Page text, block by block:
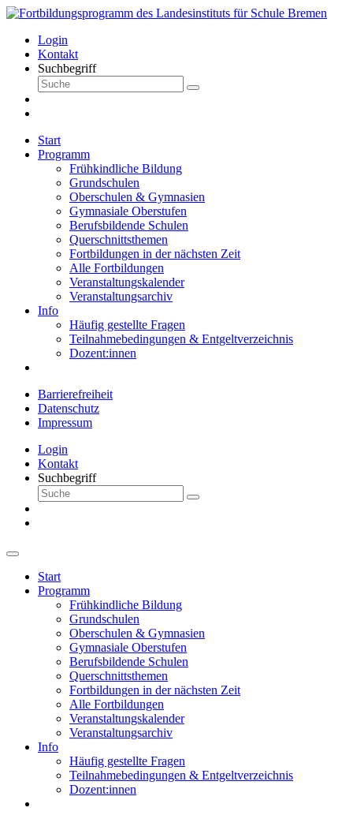
Login
Kontakt
Suchbegriff
Start
Programm
Frühkindliche Bildung
Grundschulen
Oberschulen & Gymnasien
Gymnasiale Oberstufen
Berufsbildende Schulen
Querschnittsthemen
Fortbildungen in der nächsten Zeit
Alle Fortbildungen
Veranstaltungskalender
Veranstaltungsarchiv
Info
Häufig gestellte Fragen
Teilnahmebedingungen & Entgeltverzeichnis
Dozent:innen
Barrierefreiheit
Datenschutz
Impressum
Login
Kontakt
Suchbegriff
Start
Programm
Frühkindliche Bildung
Grundschulen
Oberschulen & Gymnasien
Gymnasiale Oberstufen
Berufsbildende Schulen
Querschnittsthemen
Fortbildungen in der nächsten Zeit
Alle Fortbildungen
Veranstaltungskalender
Veranstaltungsarchiv
Info
Häufig gestellte Fragen
Teilnahmebedingungen & Entgeltverzeichnis
Dozent:innen